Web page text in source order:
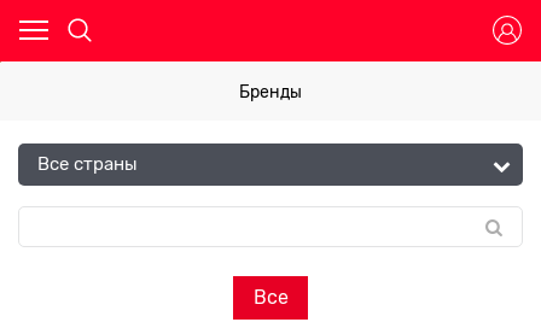
Бренды
Все